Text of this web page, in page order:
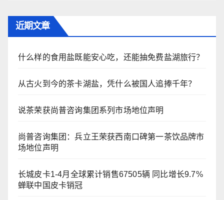
近期文章
什么样的食用盐既能安心吃，还能抽免费盐湖旅行？
从古火到今的茶卡湖盐，凭什么被国人追捧千年？
说茶荣获尚普咨询集团系列市场地位声明
尚普咨询集团：兵立王荣获西南口碑第一茶饮品牌市
场地位声明
长城皮卡1-4月全球累计销售67505辆 同比增长9.7%
蝉联中国皮卡销冠